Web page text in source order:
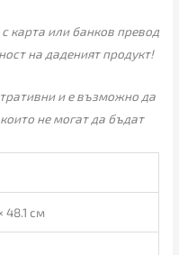
карта или банков превод
на даденият продукт!
и е възможно да
не могат да бъдат
48.1 см